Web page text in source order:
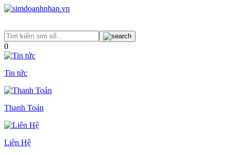
0
Tin tức
Thanh Toán
Liên Hệ